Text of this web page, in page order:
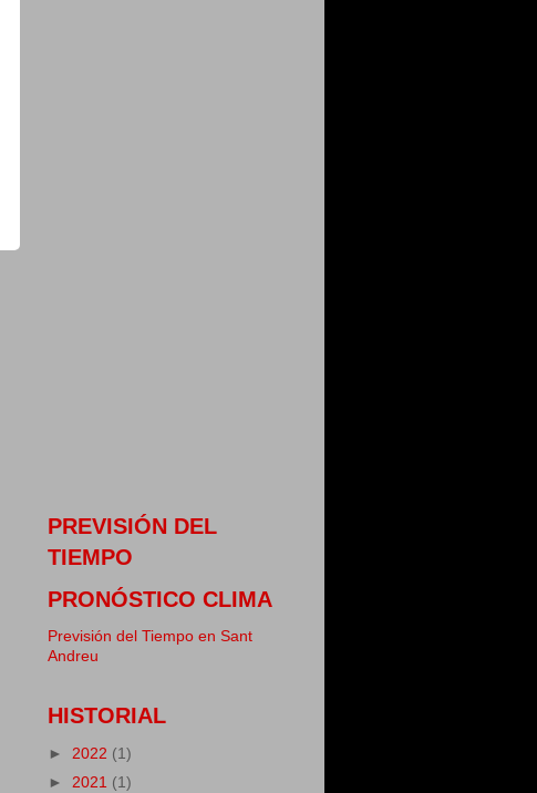
PREVISIÓN DEL
TIEMPO
PRONÓSTICO CLIMA
Previsión del Tiempo en Sant
Andreu
HISTORIAL
► 2022 (1)
► 2021 (1)